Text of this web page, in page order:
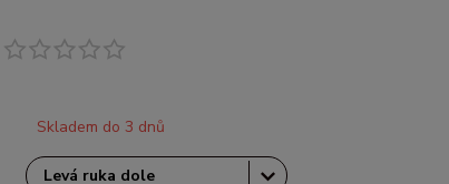
Skladem do 3 dnů